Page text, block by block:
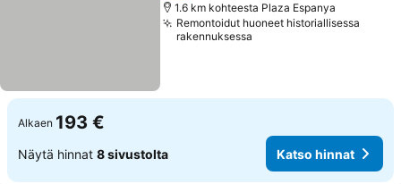
1.6 km kohteesta Plaza Espanya
Remontoidut huoneet historiallisessa
rakennuksessa
Alkaen 193 €
Näytä hinnat 8 sivustolta Katso hinnat